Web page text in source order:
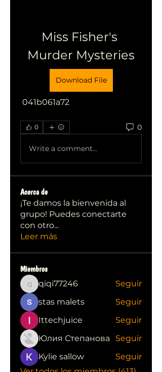
Miss Fisher's
Murder Mysteries
Download File
041b061a72
0 0
Write a comment...
Acerca de
¡Te damos la bienvenida al
grupo! Puedes conectarte
con otro...
Leer más
Miembros
qiqi77246
qiqi77246
Seguir
stas malets
Seguir
Ittechjuice
Seguir
Юлия Степанова
Seguir
Kylie sallow
Seguir